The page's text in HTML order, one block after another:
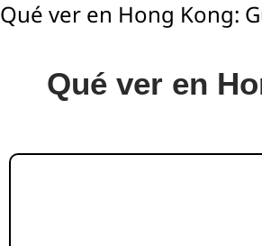
Qué ver en Hong Kong:
Qué ver en